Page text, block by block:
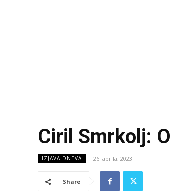
Ciril Smrkolj:
IZJAVA DNEVA 26. aprila, 2023
Share